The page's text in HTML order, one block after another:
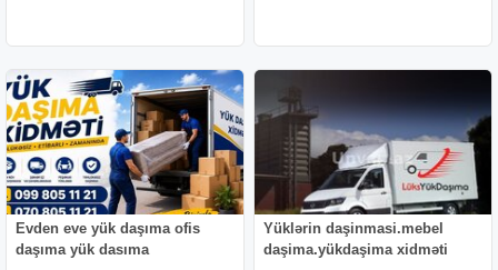
Evden eve yük daşıma ofis
daşıma yük dasıma
Yüklərin daşinmasi.mebel
daşima.yükdaşima xidməti